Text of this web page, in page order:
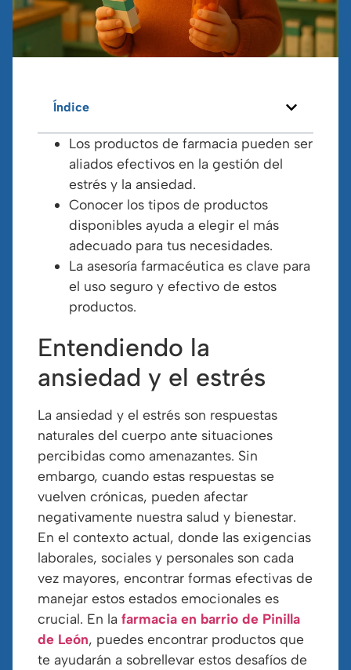
Índice
Los productos de farmacia pueden ser
aliados efectivos en la gestión del
estrés y la ansiedad.
Conocer los tipos de productos
disponibles ayuda a elegir el más
adecuado para tus necesidades.
La asesoría farmacéutica es clave para
el uso seguro y efectivo de estos
productos.
Entendiendo la
ansiedad y el estrés
La ansiedad y el estrés son respuestas
naturales del cuerpo ante situaciones
percibidas como amenazantes. Sin
embargo, cuando estas respuestas se
vuelven crónicas, pueden afectar
negativamente nuestra salud y bienestar.
En el contexto actual, donde las exigencias
laborales, sociales y personales son cada
vez mayores, encontrar formas efectivas de
manejar estos estados emocionales es
crucial. En la farmacia en barrio de Pinilla
de León, puedes encontrar productos que
te ayudarán a sobrellevar estos desafíos de